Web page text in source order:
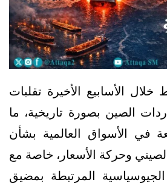
الأسابيع الأخيرة تقلبات
الصين بصورة تاريخية، ما
في الأسواق العالمية بشأن
وحركة الأسعار، خاصة مع
المرتبطة بمضيق